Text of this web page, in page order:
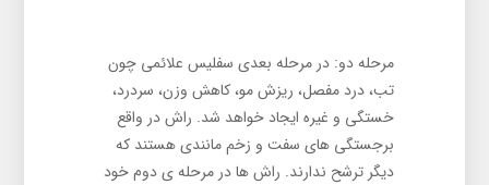
مرحله دو: در مرحله بعدی سفلیس علائمی چون
تب، درد مفصل، ریزش مو، کاهش وزن، سردرد،
خستگی و غیره ایجاد خواهد شد. راش در واقع
برجستگی های سفت و زخم مانندی هستند که
دیگر ترشح ندارند. راش ها در مرحله ی دوم خود